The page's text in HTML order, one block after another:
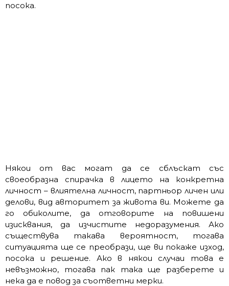
посока.
Някои от вас могат да се сблъскат със
своеобразна спирачка в лицето на конкретна
личност – влиятелна личност, партньор личен или
делови, вид авторитет за живота ви. Можете да
го обиколите, да отговорите на повишени
изисквания, да изчистите недоразумения. Ако
съществува такава вероятност, тогава
ситуацията ще се преобрази, ще ви покаже изход,
посока и решение. Ако в някои случаи това е
невъзможно, тогава пак така ще разберете и
нека да е повод за съответни мерки.